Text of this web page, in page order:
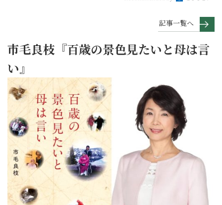
記事一覧へ
市毛良枝『百歳の景色見たいと母は言
い』